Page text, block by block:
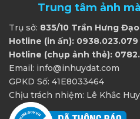
Trung tâm ảnh
Trụ sở: 835/10 Trần Hưng
Hotline (in ấn): 0938.023.079
Hotline (chụp ảnh thẻ):
Email: info@inhuydat.com
GPKD Số: 41E8033464
Chịu trách nhiệm: Lê Khắc Huy